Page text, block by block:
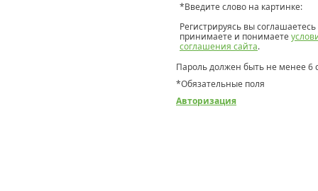
*Введите слово на картинке:
Регистрируясь вы
принимаете и понимаете
соглашения сайта.
Пароль должен быть не менее 6
*Обязательные поля
Авторизация